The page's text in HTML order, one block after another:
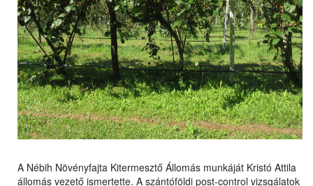
A Nébih Növényfajta Kitermesztő Állomás munkáját Kristó Attila
állomás vezető ismertette. A szántóföldi post-control vizsgálatok